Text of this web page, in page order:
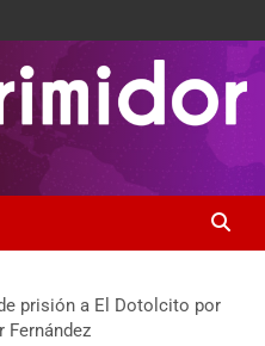
prisión a El Dotolcito por
Fernández